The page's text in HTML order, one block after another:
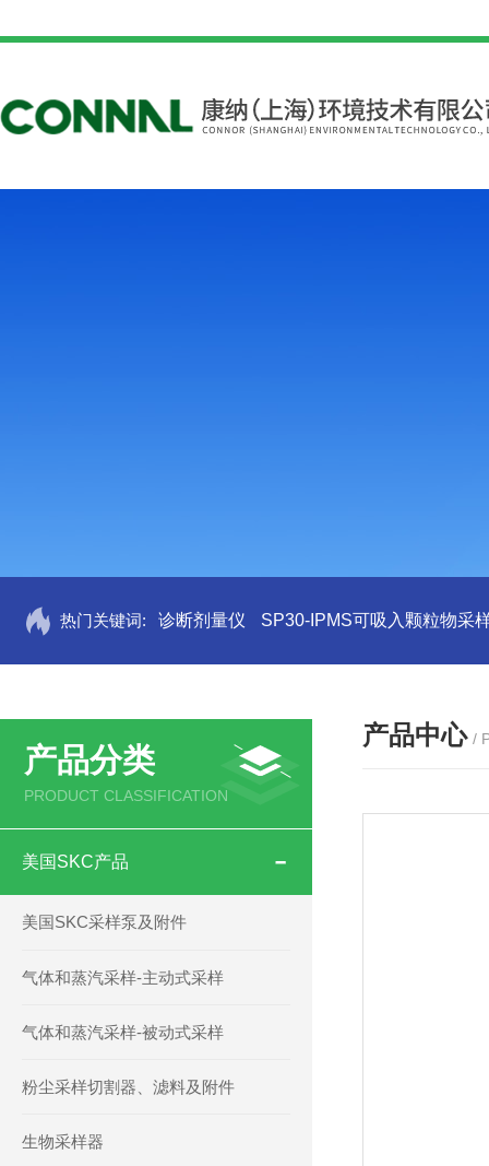
热门关键词: 诊断剂量仪 SP30-IPMS可吸入颗粒物采
产品分类
PRODUCT CLASSIFICATION
美国SKC产品
美国SKC采样泵及附件
气体和蒸汽采样-主动式采样
气体和蒸汽采样-被动式采样
粉尘采样切割器、滤料及附件
生物采样器
产品中心 /